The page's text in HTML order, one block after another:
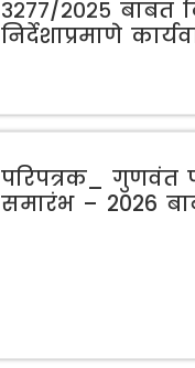
३२७७/२०२५ बाबत
निर्देशाप्रमाणे
परिपत्रक_ गुणवंत
समारंभ – 2026